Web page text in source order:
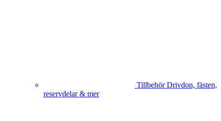
Tillbehör Drivdon, fästen,
reservdelar & mer